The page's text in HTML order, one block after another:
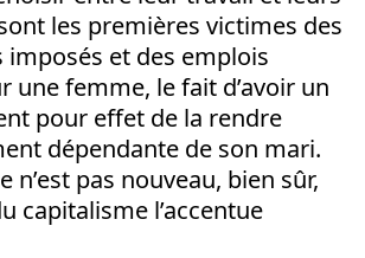
les premières victimes des
et des emplois
une femme, le fait d’avoir un
pour effet de la rendre
dépendante de son mari.
n’est pas nouveau, bien sûr,
capitalisme l’accentue